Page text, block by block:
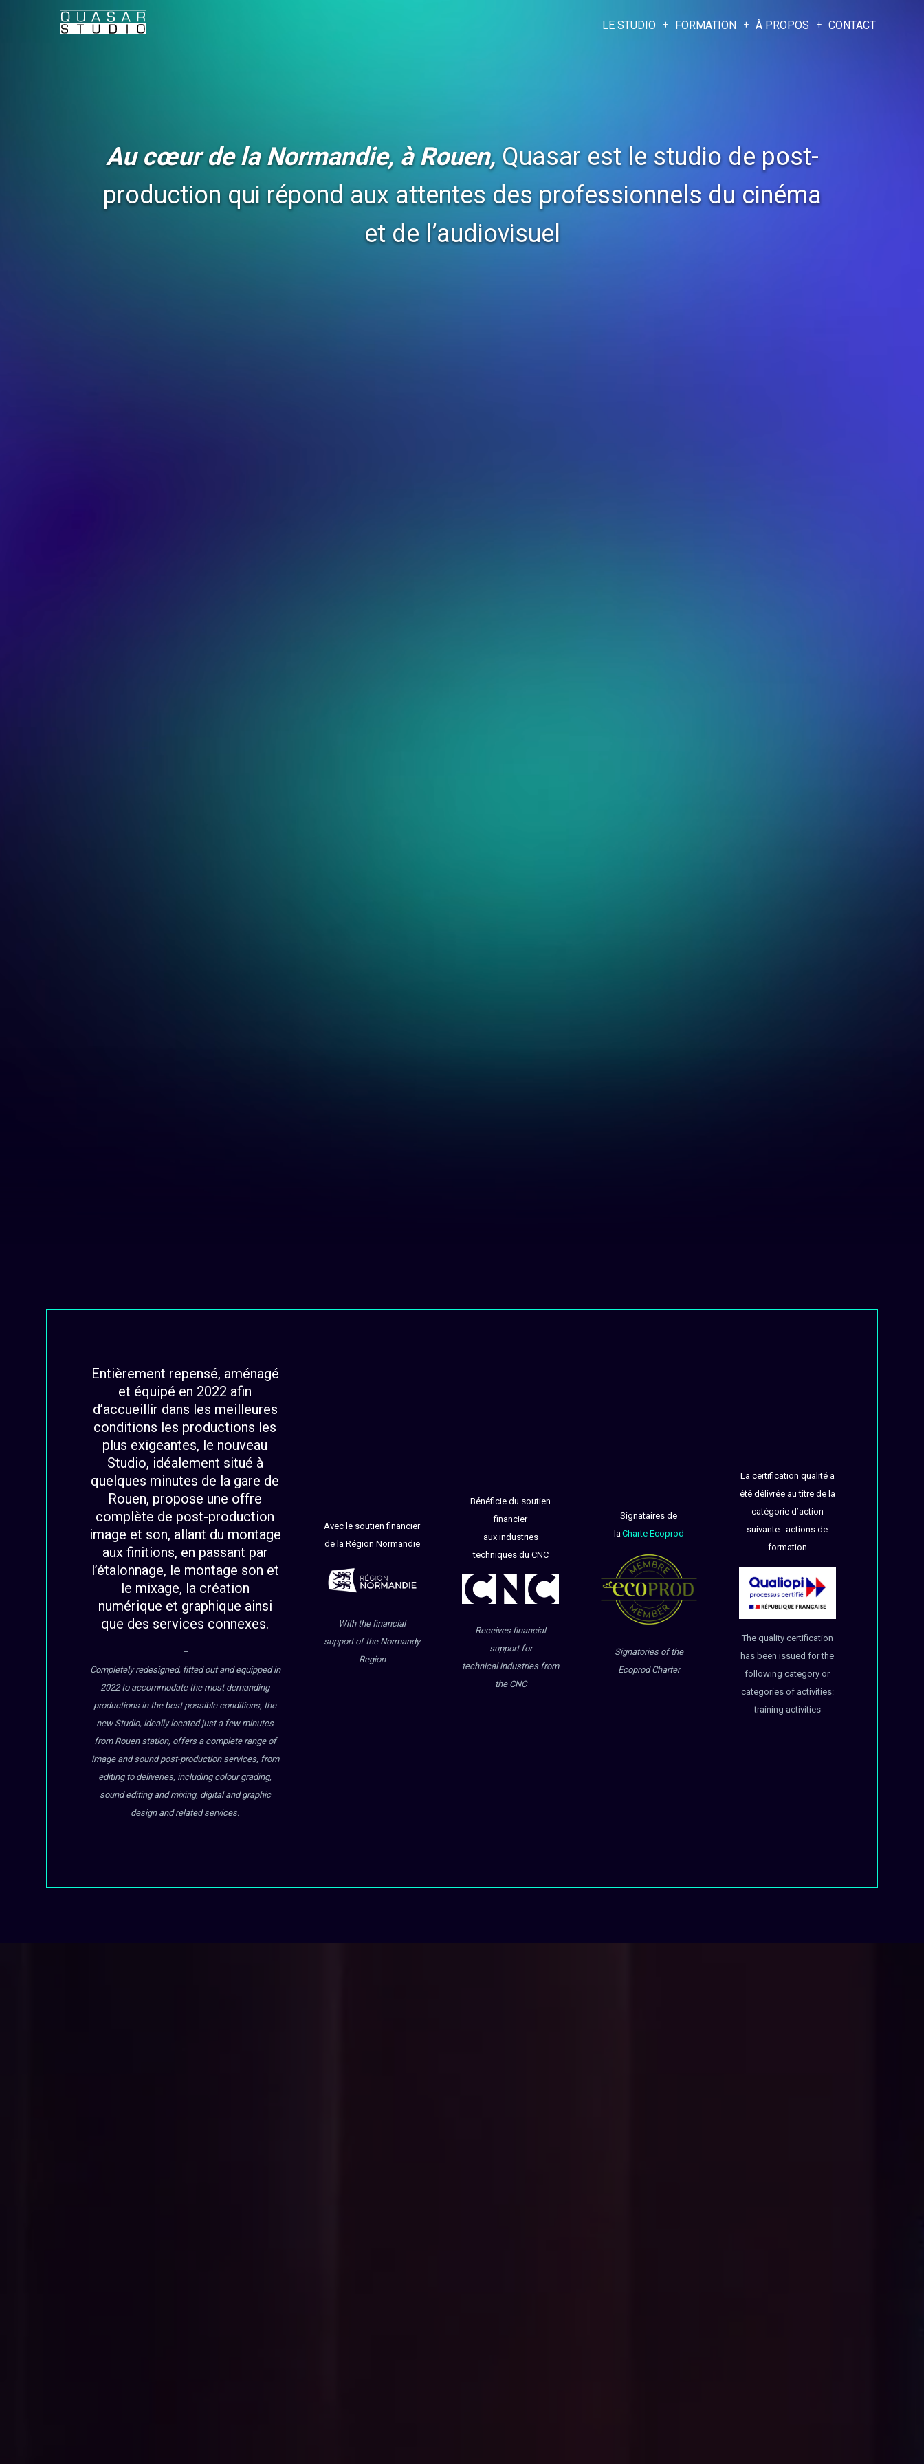
LE STUDIO FORMATION À PROPOS CONTACT
Au cœur de la Normandie, à Rouen,Quasar est le studio de post-
production qui répond aux attentes des professionnels du cinéma
et de l’audiovisuel
Entièrement repensé, aménagé
et équipé en 2022 afin
d’accueillir dans les meilleures
conditions les productions les
plus exigeantes, le nouveau
Studio, idéalement situé à
quelques minutes de la gare de
Rouen, propose une offre
complète de post-production
image et son, allant du montage
aux finitions, en passant par
l’étalonnage, le montage son et
le mixage, la création
numérique et graphique ainsi
que des services connexes.
–
Completely redesigned, fitted out and equipped in
2022 to accommodate the most demanding
productions in the best possible conditions, the
new Studio, ideally located just a few minutes
from Rouen station, offers a complete range of
image and sound post-production services, from
editing to deliveries, including colour grading,
sound editing and mixing, digital and graphic
design and related services.
Avec le soutien financier
de la Région Normandie
With the financial
support of the Normandy
Region
Bénéficie du soutien
financier
aux industries
techniques du CNC
Receives financial
support for
technical industries from
the CNC
Signataires de
laCharte Ecoprod
Signatories of the
Ecoprod Charter
La certification qualité a
été délivrée au titre de la
catégorie d’action
suivante : actions de
formation
The quality certification
has been issued for the
following category or
categories of activities:
training activities